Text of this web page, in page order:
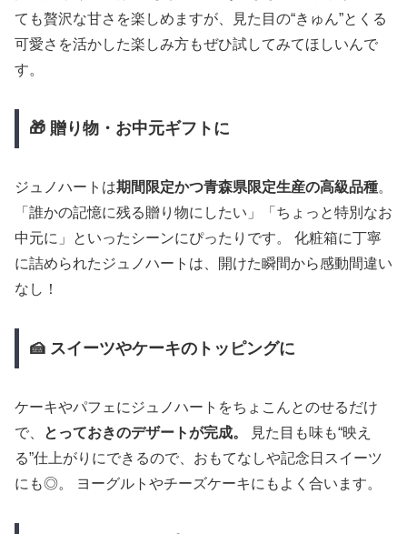
ても贅沢な甘さを楽しめますが、見た目の“きゅん”とくる
可愛さを活かした楽しみ方もぜひ試してみてほしいんで
す。
🎁 贈り物・お中元ギフトに
ジュノハートは期間限定かつ青森県限定生産の高級品種。
「誰かの記憶に残る贈り物にしたい」「ちょっと特別なお
中元に」といったシーンにぴったりです。 化粧箱に丁寧
に詰められたジュノハートは、開けた瞬間から感動間違い
なし！
🍰 スイーツやケーキのトッピングに
ケーキやパフェにジュノハートをちょこんとのせるだけ
で、
とっておきのデザートが完成。
見た目も味も“映え
る”仕上がりにできるので、おもてなしや記念日スイーツ
にも◎。 ヨーグルトやチーズケーキにもよく合います。